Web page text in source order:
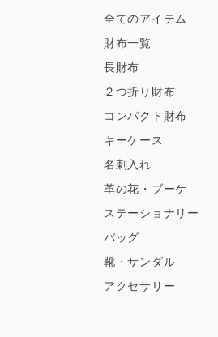
全てのアイテム
財布一覧
長財布
２つ折り財布
コンパクト財布
キーケース
名刺入れ
革の花・ブーケ
ステーショナリー
バッグ
靴・サンダル
アクセサリー